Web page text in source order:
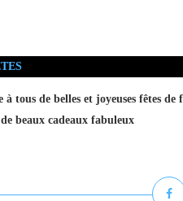
à tous de belles et joyeuses fêtes
beaux cadeaux fabuleux